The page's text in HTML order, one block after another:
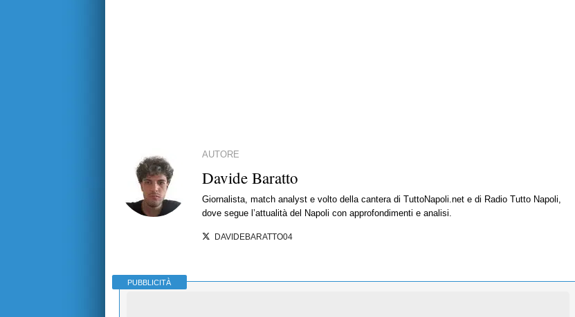
AUTORE
Davide Baratto
Giornalista, match analyst e volto della cantera di TuttoNapoli.net e di Radio Tutto Napoli,
dove segue l’attualità del Napoli con approfondimenti e analisi.
DAVIDEBARATTO04
PUBBLICITÀ